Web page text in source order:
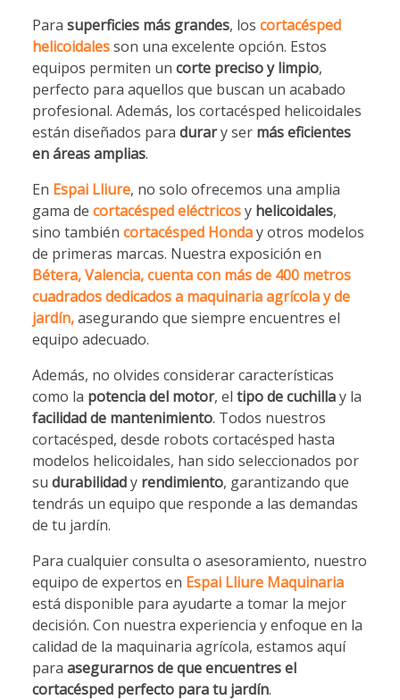
Para superficies más grandes, los cortacésped
helicoidalesson una excelente opción. Estos
equipos permiten un corte preciso y limpio,
perfecto para aquellos que buscan un acabado
profesional. Además, los cortacésped helicoidales
están diseñados para durary ser más eficientes
en áreas amplias.
En Espai Lliure, no solo ofrecemos una amplia
gama de cortacésped eléctricosy helicoidales,
sino también cortacésped Honday otros modelos
de primeras marcas. Nuestra exposición en
Bétera, Valencia, cuenta con más de 400 metros
cuadrados dedicados a maquinaria agrícola y de
jardín,asegurando que siempre encuentres el
equipo adecuado.
Además, no olvides considerar características
como la potencia del motor, el tipo de cuchillay la
facilidad de mantenimiento. Todos nuestros
cortacésped, desde robots cortacésped hasta
modelos helicoidales, han sido seleccionados por
su durabilidady rendimiento, garantizando que
tendrás un equipo que responde a las demandas
de tu jardín.
Para cualquier consulta o asesoramiento, nuestro
equipo de expertos en Espai Lliure Maquinaria
está disponible para ayudarte a tomar la mejor
decisión. Con nuestra experiencia y enfoque en la
calidad de la maquinaria agrícola, estamos aquí
para asegurarnos de que encuentres el
cortacésped perfecto para tu jardín.